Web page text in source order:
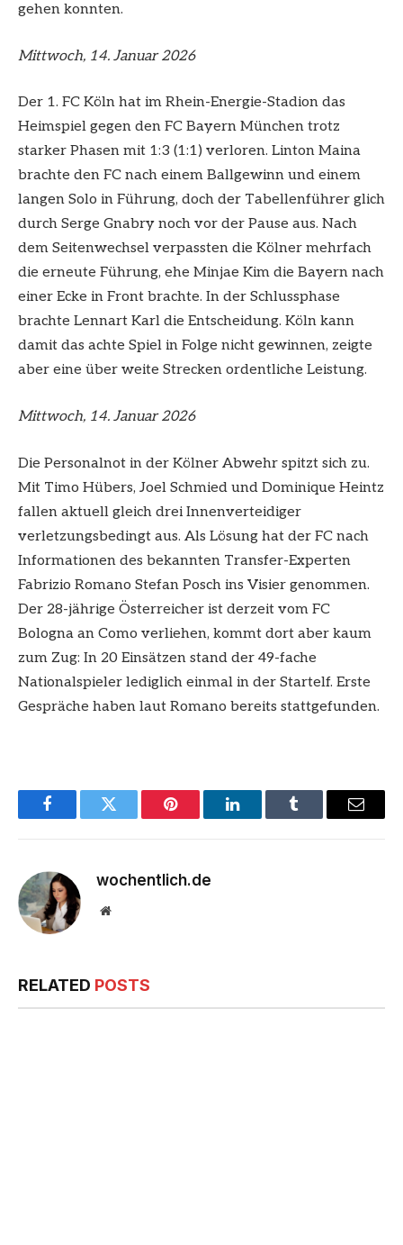
gehen konnten.
Mittwoch, 14. Januar 2026
Der 1. FC Köln hat im Rhein-Energie-Stadion das
Heimspiel gegen den FC Bayern München trotz
starker Phasen mit 1:3 (1:1) verloren. Linton Maina
brachte den FC nach einem Ballgewinn und einem
langen Solo in Führung, doch der Tabellenführer glich
durch Serge Gnabry noch vor der Pause aus. Nach
dem Seitenwechsel verpassten die Kölner mehrfach
die erneute Führung, ehe Minjae Kim die Bayern nach
einer Ecke in Front brachte. In der Schlussphase
brachte Lennart Karl die Entscheidung. Köln kann
damit das achte Spiel in Folge nicht gewinnen, zeigte
aber eine über weite Strecken ordentliche Leistung.
Mittwoch, 14. Januar 2026
Die Personalnot in der Kölner Abwehr spitzt sich zu.
Mit Timo Hübers, Joel Schmied und Dominique Heintz
fallen aktuell gleich drei Innenverteidiger
verletzungsbedingt aus. Als Lösung hat der FC nach
Informationen des bekannten Transfer-Experten
Fabrizio Romano Stefan Posch ins Visier genommen.
Der 28-jährige Österreicher ist derzeit vom FC
Bologna an Como verliehen, kommt dort aber kaum
zum Zug: In 20 Einsätzen stand der 49-fache
Nationalspieler lediglich einmal in der Startelf. Erste
Gespräche haben laut Romano bereits stattgefunden.
FacebookTwitter Pinterest LinkedInTumblr Email
wochentlich.de
Website
RELATED POSTS